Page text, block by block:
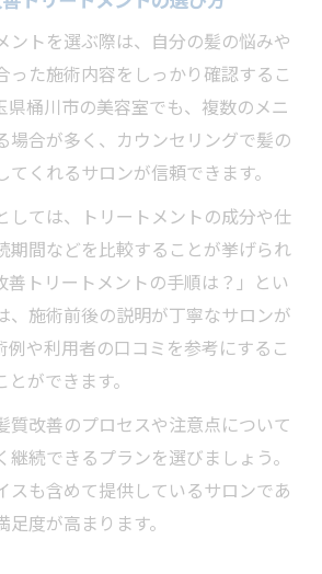
ントを選ぶ際は、自分の髪の悩みや
った施術内容をしっかり確認するこ
県桶川市の美容室でも、複数のメニ
場合が多く、カウンセリングで髪の
くれるサロンが信頼できます。
しては、トリートメントの成分や仕
期間などを比較することが挙げられ
善トリートメントの手順は？」とい
、施術前後の説明が丁寧なサロンが
例や利用者の口コミを参考にするこ
ができます。
質改善のプロセスや注意点について
継続できるプランを選びましょう。
スも含めて提供しているサロンであ
度が高まります。